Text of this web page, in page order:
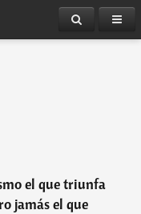
el que triunfa
jamás el que